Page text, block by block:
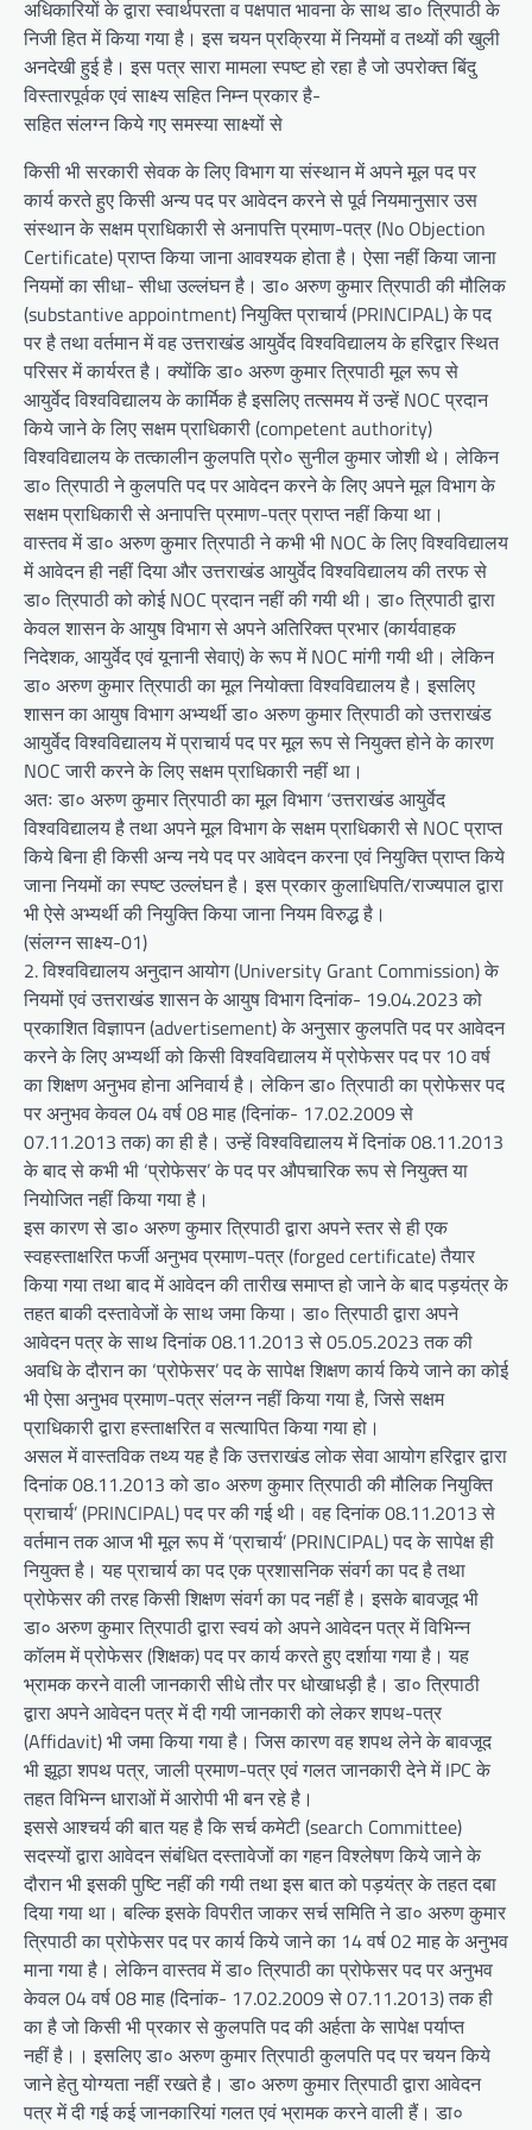
अधिकारियों के द्वारा स्वार्थपरता व पक्षपात भावना के साथ डा० त्रिपाठी के
निजी हित में किया गया है। इस चयन प्रक्रिया में नियमों व तथ्यों की खुली
अनदेखी हुई है। इस पत्र सारा मामला स्पष्ट हो रहा है जो उपरोक्त बिंदु
विस्तारपूर्वक एवं साक्ष्य सहित निम्न प्रकार है-
सहित संलग्न किये गए समस्या साक्ष्यों से
किसी भी सरकारी सेवक के लिए विभाग या संस्थान में अपने मूल पद पर
कार्य करते हुए किसी अन्य पद पर आवेदन करने से पूर्व नियमानुसार उस
संस्थान के सक्षम प्राधिकारी से अनापत्ति प्रमाण-पत्र (No Objection
Certificate) प्राप्त किया जाना आवश्यक होता है। ऐसा नहीं किया जाना
नियमों का सीधा- सीधा उल्लंघन है। डा० अरुण कुमार त्रिपाठी की मौलिक
(substantive appointment) नियुक्ति प्राचार्य (PRINCIPAL) के पद
पर है तथा वर्तमान में वह उत्तराखंड आयुर्वेद विश्वविद्यालय के हरिद्वार स्थित
परिसर में कार्यरत है। क्योंकि डा० अरुण कुमार त्रिपाठी मूल रूप से
आयुर्वेद विश्वविद्यालय के कार्मिक है इसलिए तत्समय में उन्हें NOC प्रदान
किये जाने के लिए सक्षम प्राधिकारी (competent authority)
विश्वविद्यालय के तत्कालीन कुलपति प्रो० सुनील कुमार जोशी थे। लेकिन
डा० त्रिपाठी ने कुलपति पद पर आवेदन करने के लिए अपने मूल विभाग के
सक्षम प्राधिकारी से अनापत्ति प्रमाण-पत्र प्राप्त नहीं किया था।
वास्तव में डा० अरुण कुमार त्रिपाठी ने कभी भी NOC के लिए विश्वविद्यालय
में आवेदन ही नहीं दिया और उत्तराखंड आयुर्वेद विश्वविद्यालय की तरफ से
डा० त्रिपाठी को कोई NOC प्रदान नहीं की गयी थी। डा० त्रिपाठी द्वारा
केवल शासन के आयुष विभाग से अपने अतिरिक्त प्रभार (कार्यवाहक
निदेशक, आयुर्वेद एवं यूनानी सेवाएं) के रूप में NOC मांगी गयी थी। लेकिन
डा० अरुण कुमार त्रिपाठी का मूल नियोक्ता विश्वविद्यालय है। इसलिए
शासन का आयुष विभाग अभ्यर्थी डा० अरुण कुमार त्रिपाठी को उत्तराखंड
आयुर्वेद विश्वविद्यालय में प्राचार्य पद पर मूल रूप से नियुक्त होने के कारण
NOC जारी करने के लिए सक्षम प्राधिकारी नहीं था।
अतः डा० अरुण कुमार त्रिपाठी का मूल विभाग ‘उत्तराखंड आयुर्वेद
विश्वविद्यालय है तथा अपने मूल विभाग के सक्षम प्राधिकारी से NOC प्राप्त
किये बिना ही किसी अन्य नये पद पर आवेदन करना एवं नियुक्ति प्राप्त किये
जाना नियमों का स्पष्ट उल्लंघन है। इस प्रकार कुलाधिपति/राज्यपाल द्वारा
भी ऐसे अभ्यर्थी की नियुक्ति किया जाना नियम विरुद्ध है।
(संलग्न साक्ष्य-01)
2. विश्वविद्यालय अनुदान आयोग (University Grant Commission) के
नियमों एवं उत्तराखंड शासन के आयुष विभाग दिनांक- 19.04.2023 को
प्रकाशित विज्ञापन (advertisement) के अनुसार कुलपति पद पर आवेदन
करने के लिए अभ्यर्थी को किसी विश्वविद्यालय में प्रोफेसर पद पर 10 वर्ष
का शिक्षण अनुभव होना अनिवार्य है। लेकिन डा० त्रिपाठी का प्रोफेसर पद
पर अनुभव केवल 04 वर्ष 08 माह (दिनांक- 17.02.2009 से
07.11.2013 तक) का ही है। उन्हें विश्वविद्यालय में दिनांक 08.11.2013
के बाद से कभी भी ‘प्रोफेसर’ के पद पर औपचारिक रूप से नियुक्त या
नियोजित नहीं किया गया है।
इस कारण से डा० अरुण कुमार त्रिपाठी द्वारा अपने स्तर से ही एक
स्वहस्ताक्षरित फर्जी अनुभव प्रमाण-पत्र (forged certificate) तैयार
किया गया तथा बाद में आवेदन की तारीख समाप्त हो जाने के बाद पड़यंत्र के
तहत बाकी दस्तावेजों के साथ जमा किया। डा० त्रिपाठी द्वारा अपने
आवेदन पत्र के साथ दिनांक 08.11.2013 से 05.05.2023 तक की
अवधि के दौरान का ‘प्रोफेसर’ पद के सापेक्ष शिक्षण कार्य किये जाने का कोई
भी ऐसा अनुभव प्रमाण-पत्र संलग्न नहीं किया गया है, जिसे सक्षम
प्राधिकारी द्वारा हस्ताक्षरित व सत्यापित किया गया हो।
असल में वास्तविक तथ्य यह है कि उत्तराखंड लोक सेवा आयोग हरिद्वार द्वारा
दिनांक 08.11.2013 को डा० अरुण कुमार त्रिपाठी की मौलिक नियुक्ति
प्राचार्य’ (PRINCIPAL) पद पर की गई थी। वह दिनांक 08.11.2013 से
वर्तमान तक आज भी मूल रूप में ‘प्राचार्य’ (PRINCIPAL) पद के सापेक्ष ही
नियुक्त है। यह प्राचार्य का पद एक प्रशासनिक संवर्ग का पद है तथा
प्रोफेसर की तरह किसी शिक्षण संवर्ग का पद नहीं है। इसके बावजूद भी
डा० अरुण कुमार त्रिपाठी द्वारा स्वयं को अपने आवेदन पत्र में विभिन्न
कॉलम में प्रोफेसर (शिक्षक) पद पर कार्य करते हुए दर्शाया गया है। यह
भ्रामक करने वाली जानकारी सीधे तौर पर धोखाधड़ी है। डा० त्रिपाठी
द्वारा अपने आवेदन पत्र में दी गयी जानकारी को लेकर शपथ-पत्र
(Affidavit) भी जमा किया गया है। जिस कारण वह शपथ लेने के बावजूद
भी झूठा शपथ पत्र, जाली प्रमाण-पत्र एवं गलत जानकारी देने में IPC के
तहत विभिन्न धाराओं में आरोपी भी बन रहे है।
इससे आश्चर्य की बात यह है कि सर्च कमेटी (search Committee)
सदस्यों द्वारा आवेदन संबंधित दस्तावेजों का गहन विश्लेषण किये जाने के
दौरान भी इसकी पुष्टि नहीं की गयी तथा इस बात को पड़यंत्र के तहत दबा
दिया गया था। बल्कि इसके विपरीत जाकर सर्च समिति ने डा० अरुण कुमार
त्रिपाठी का प्रोफेसर पद पर कार्य किये जाने का 14 वर्ष 02 माह के अनुभव
माना गया है। लेकिन वास्तव में डा० त्रिपाठी का प्रोफेसर पद पर अनुभव
केवल 04 वर्ष 08 माह (दिनांक- 17.02.2009 से 07.11.2013) तक ही
का है जो किसी भी प्रकार से कुलपति पद की अर्हता के सापेक्ष पर्याप्त
नहीं है।। इसलिए डा० अरुण कुमार त्रिपाठी कुलपति पद पर चयन किये
जाने हेतु योग्यता नहीं रखते है। डा० अरुण कुमार त्रिपाठी द्वारा आवेदन
पत्र में दी गई कई जानकारियां गलत एवं भ्रामक करने वाली हैं। डा०